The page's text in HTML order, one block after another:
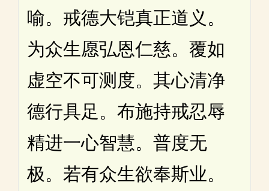
喻。戒德大铠真正道义。
为众生愿弘恩仁慈。覆如
虚空不可测度。其心清净
德行具足。布施持戒忍辱
精进一心智慧。普度无
极。若有众生欲奉斯业。